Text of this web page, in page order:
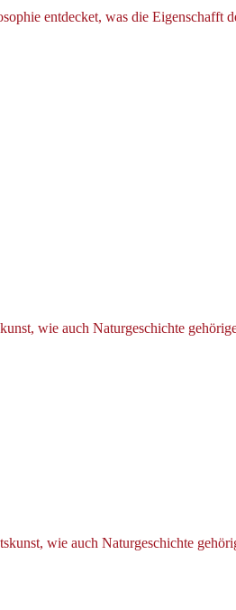
entdecket, was die Eigenschafft
wie auch Naturgeschichte
wie auch Naturgeschichte